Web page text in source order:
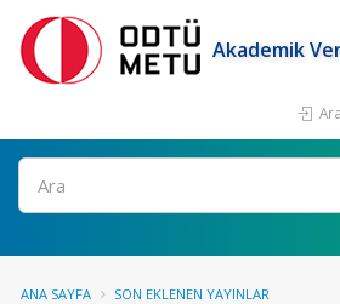
Akademik
Ara
ANA SAYFA SON EKLENEN YAYINLAR